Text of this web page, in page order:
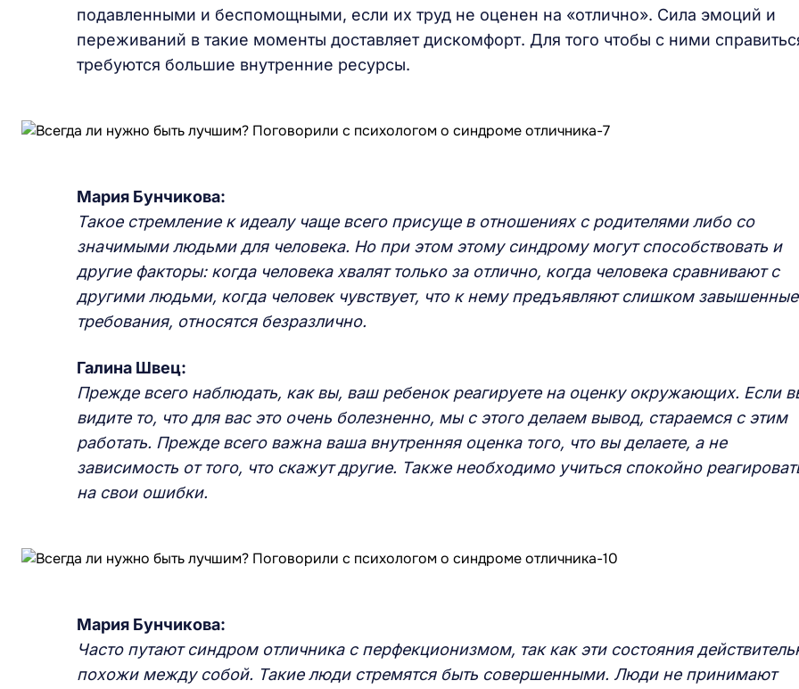
подавленными и беспомощными, если их труд не оценен на «отлично». Сила эмоций и
переживаний в такие моменты доставляет дискомфорт. Для того чтобы с ними
требуются большие внутренние ресурсы.
Мария Бунчикова:
Такое стремление к идеалу чаще всего присуще в отношениях с родителями либо со
значимыми людьми для человека. Но при этом этому синдрому могут способствовать и
другие факторы: когда человека хвалят только за отлично, когда человека сравнивают с
другими людьми, когда человек чувствует, что к нему предъявляют слишком завышенные
требования, относятся безразлично.
Галина Швец:
Прежде всего наблюдать, как вы, ваш ребенок реагируете на оценку окружающих. Если
видите то, что для вас это очень болезненно, мы с этого делаем вывод, стараемся с этим
работать. Прежде всего важна ваша внутренняя оценка того, что вы делаете, а не
зависимость от того, что скажут другие. Также необходимо учиться спокойно
на свои ошибки.
Мария Бунчикова:
Часто путают синдром отличника с перфекционизмом, так как эти состояния
похожи между собой. Такие люди стремятся быть совершенными. Люди не принимают